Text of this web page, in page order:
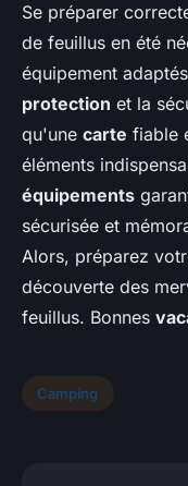
Se préparer
de feuillus en été
équipement
protection et la
qu'une carte fiable
éléments
équipements
sécurisée et
Alors, préparez
découverte des
feuillus. Bonnes
Camping